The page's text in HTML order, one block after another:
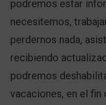
podremos estar
necesitemos,
perdernos nada,
recibiendo
podremos
vacaciones, en el fin